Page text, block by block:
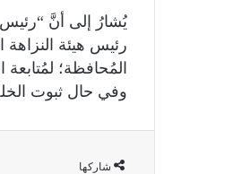
يُشارُ إلى أنَّ
رئيس هيئة النزاهة
المُحافظة؛ لمُتابعة
وفي حال ثبوت
شاركها